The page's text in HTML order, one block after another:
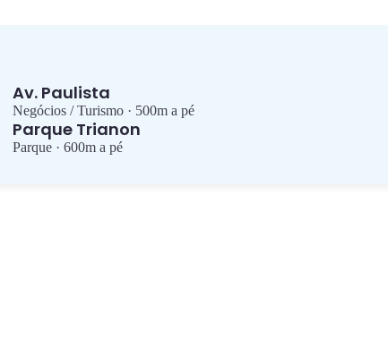
Av. Paulista
Negócios / Turismo · 500m a pé
Parque Trianon
Parque · 600m a pé